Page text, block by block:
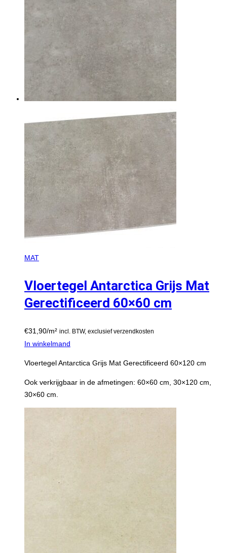
MAT
Vloertegel Antarctica Grijs Mat
Gerectificeerd 60×60 cm
€31,90/m² incl. BTW, exclusief verzendkosten
In winkelmand
Vloertegel Antarctica Grijs Mat Gerectificeerd 60×120 cm
Ook verkrijgbaar in de afmetingen: 60×60 cm, 30×120 cm,
30×60 cm.